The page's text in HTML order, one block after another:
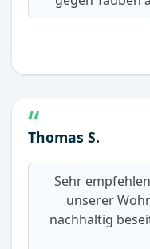
Thomas S.
Sehr
unserer
nachhaltig